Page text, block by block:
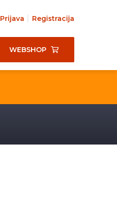
Prijava Registracija
WEBSHOP